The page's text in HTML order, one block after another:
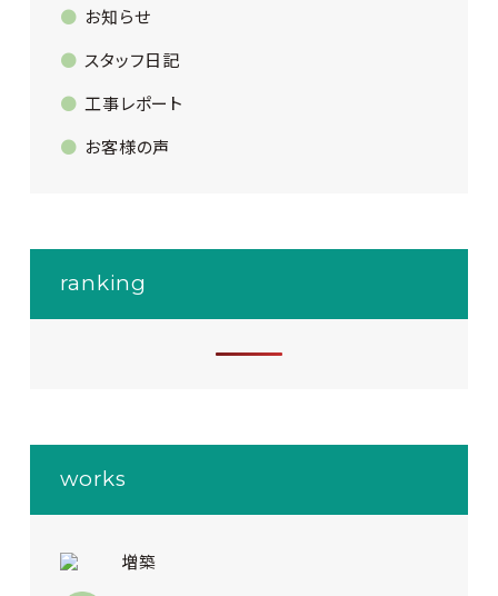
お知らせ
スタッフ日記
工事レポート
お客様の声
ranking
works
増築